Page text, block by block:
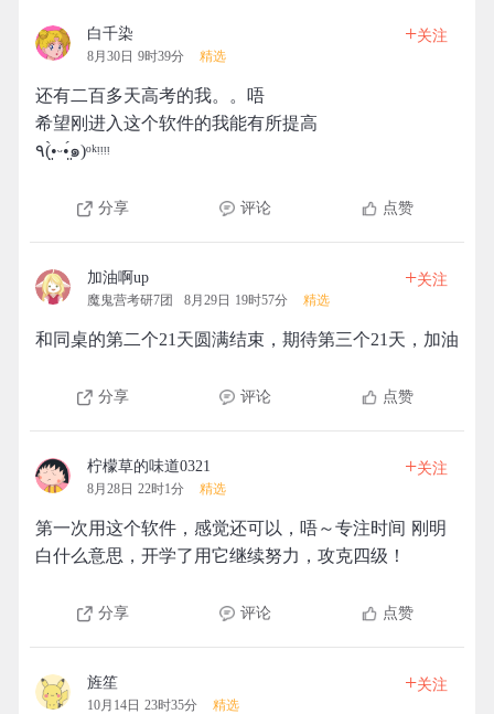
白千染
8月30日 9时39分 精选
+关注
还有二百多天高考的我。。唔
希望刚进入这个软件的我能有所提高
٩(•̤̀ᵕ•̤́๑)ᵒᵏᵎᵎᵎᵎ
分享 评论 点赞
加油啊up
魔鬼营考研7团 8月29日 19时57分 精选
+关注
和同桌的第二个21天圆满结束，期待第三个21天，加油
分享 评论 点赞
柠檬草的味道0321
8月28日 22时1分 精选
+关注
第一次用这个软件，感觉还可以，唔～专注时间 刚明
白什么意思，开学了用它继续努力，攻克四级！
分享 评论 点赞
旌笙
10月14日 23时35分 精选
+关注